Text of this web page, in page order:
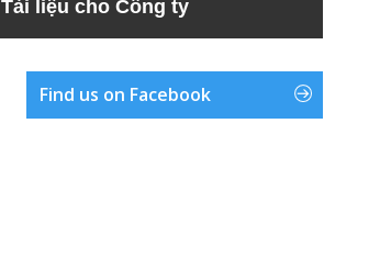
Tài liệu cho Công ty
Find us on Facebook